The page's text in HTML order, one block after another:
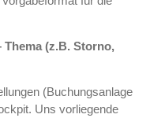
(z.B. Storno,
(Buchungsanlage
Uns vorliegende